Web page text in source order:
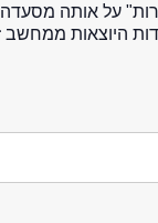
על אותה מסעדה,
היוצאות ממחשב